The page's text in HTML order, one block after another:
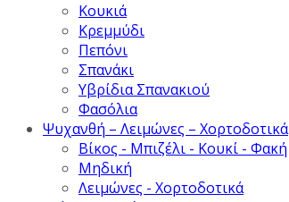
Κουκιά
Κρεμμύδι
Πεπόνι
Σπανάκι
Υβρίδια Σπανακιού
Φασόλια
Ψυχανθή – Λειμώνες – Χορτοδοτικά
Βίκος - Μπιζέλι - Κουκί - Φακή
Μηδική
Λειμώνες - Χορτοδοτικά